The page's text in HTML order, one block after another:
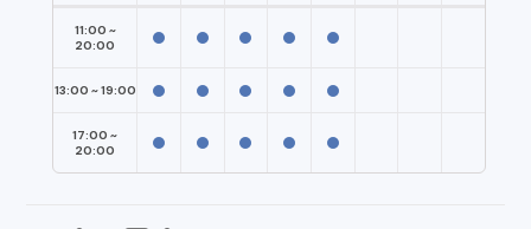
11:00 ~
20:00
13:00 ~ 19:00
17:00 ~
20:00